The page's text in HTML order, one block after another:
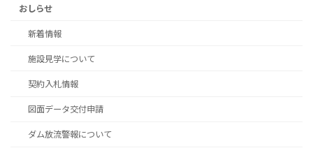
おしらせ
新着情報
施設見学について
契約入札情報
図面データ交付申請
ダム放流警報について